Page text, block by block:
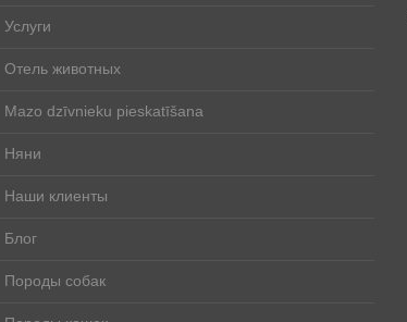
Услуги
Отель животных
Mazo dzīvnieku pieskatīšana
Няни
Наши клиенты
Блог
Породы собак